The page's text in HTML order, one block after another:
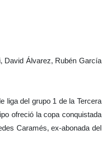
David Álvarez, Rubén García
liga del grupo 1 de la Tercera
ofreció la copa conquistada
Caramés, ex-abonada del